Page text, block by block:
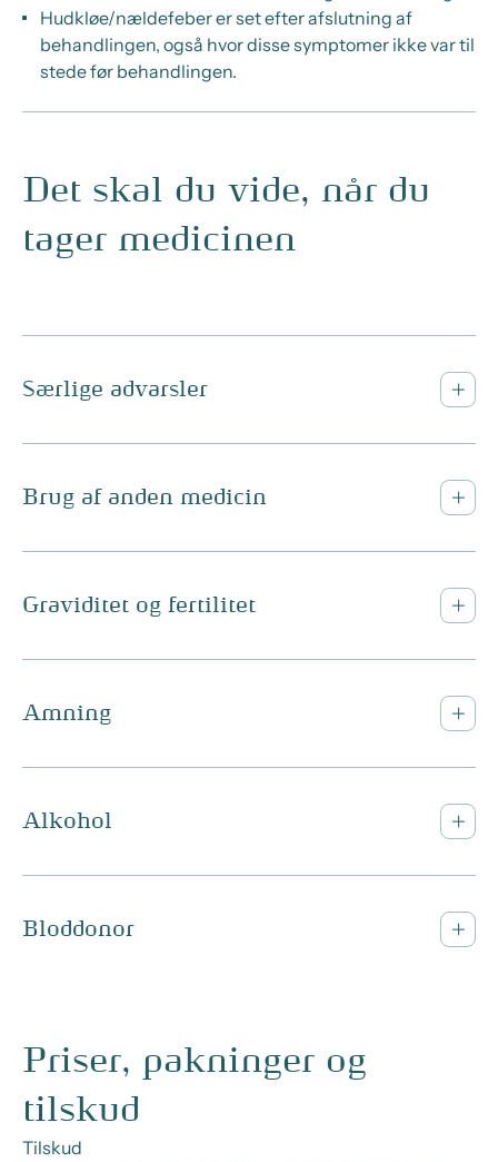
Hudkløe/nældefeber er set efter afslutning af
behandlingen, også hvor disse symptomer ikke var til
stede før behandlingen.
Det skal du vide, når du
tager medicinen
Særlige advarsler
Brug af anden medicin
Graviditet og fertilitet
Amning
Alkohol
Bloddonor
Priser, pakninger og
tilskud
Tilskud